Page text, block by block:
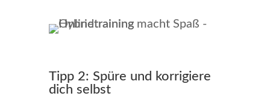
Tipp 2: Spüre und korrigiere
dich selbst